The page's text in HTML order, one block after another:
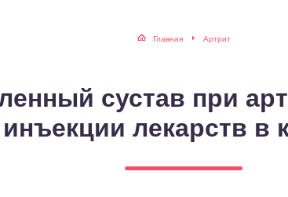
Главная Артрит
сустав при
инъекции лекарств в